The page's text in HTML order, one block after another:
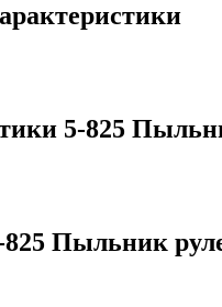
5-825
Пыльник